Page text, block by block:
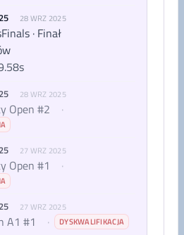
28 WRZ 2025
· Finał
28 WRZ 2025
Open #2 ·
27 WRZ 2025
Open #1 ·
27 WRZ 2025
A1 #1 · DYSKWALIFIKACJA